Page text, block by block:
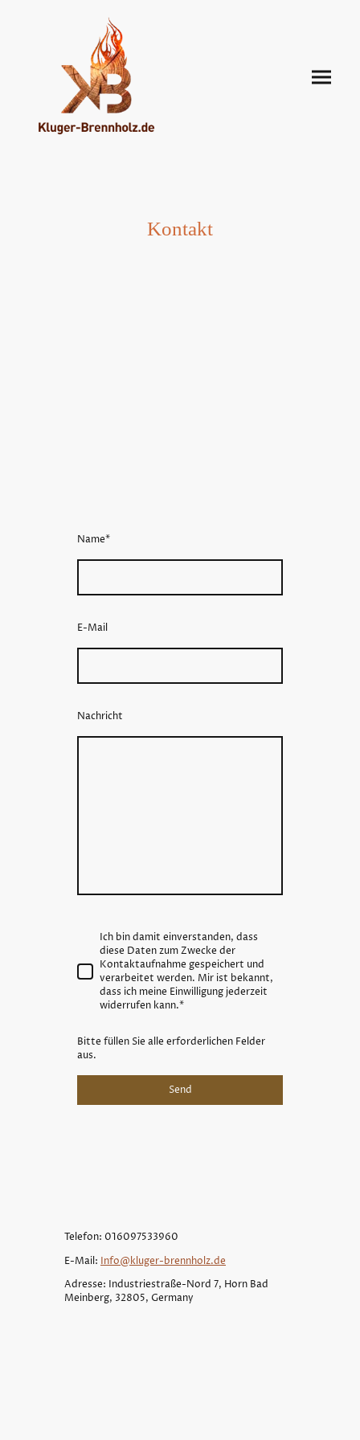
Kontakt
Name*
E-Mail
Nachricht
Ich bin damit einverstanden, dass
diese Daten zum Zwecke der
Kontaktaufnahme gespeichert und
verarbeitet werden. Mir ist bekannt,
dass ich meine Einwilligung jederzeit
widerrufen kann.*
Bitte füllen Sie alle erforderlichen Felder
aus.
Send
Telefon: 016097533960
E-Mail: Info@kluger-brennholz.de
Adresse: Industriestraße-Nord 7, Horn Bad
Meinberg, 32805, Germany